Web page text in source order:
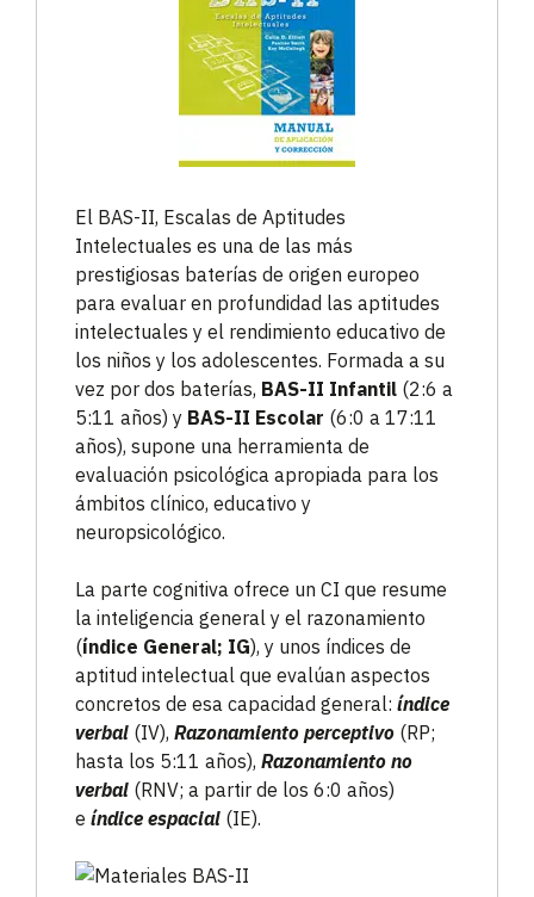
El BAS-II, Escalas de Aptitudes
Intelectuales es una de las más
prestigiosas baterías de origen europeo
para evaluar en profundidad las aptitudes
intelectuales y el rendimiento educativo de
los niños y los adolescentes. Formada a su
vez por dos baterías, BAS-II Infantil (2:6 a
5:11 años) y BAS-II Escolar (6:0 a 17:11
años), supone una herramienta de
evaluación psicológica apropiada para los
ámbitos clínico, educativo y
neuropsicológico.
La parte cognitiva ofrece un CI que resume
la inteligencia general y el razonamiento
(índice General; IG), y unos índices de
aptitud intelectual que evalúan aspectos
concretos de esa capacidad general: índice
verbal (IV), Razonamiento perceptivo (RP;
hasta los 5:11 años), Razonamiento no
verbal (RNV; a partir de los 6:0 años)
e índice espacial (IE).